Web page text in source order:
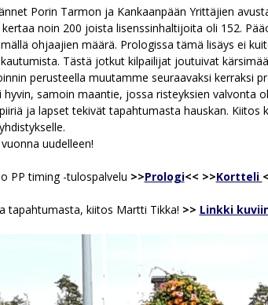
Porin Tarmon ja Kankaanpään Yrittäjien
noin 200 joista lisenssinhaltijoita oli 152.
ohjaajien määrä. Prologissa tämä lisäys ei
Tästä jotkut kilpailijat joutuivat
perusteella muutamme seuraavaksi kerraksi
hyvin, samoin maantie, jossa risteyksien valvonta
ja lapset tekivät tapahtumasta hauskan. Kiitos
uudelleen!
PP timing -tulospalvelu >>Prologi<< >>Kortteli
tapahtumasta, kiitos Martti Tikka! >> Linkki